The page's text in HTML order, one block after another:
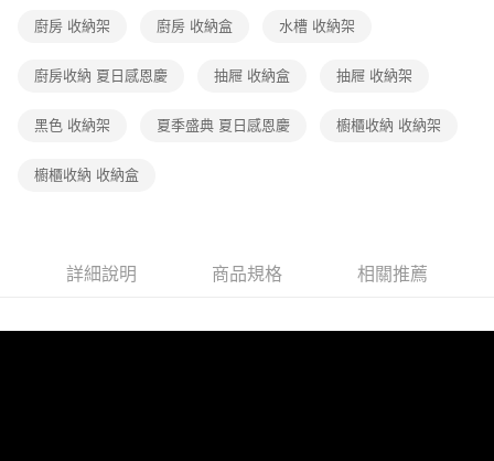
廚房 收納架 廚房 收納盒 水槽 收納架
廚房收納 夏日感恩慶 抽屜 收納盒 抽屜 收納架
黑色 收納架 夏季盛典 夏日感恩慶 櫥櫃收納 收納架
櫥櫃收納 收納盒
詳細說明 商品規格 相關推薦